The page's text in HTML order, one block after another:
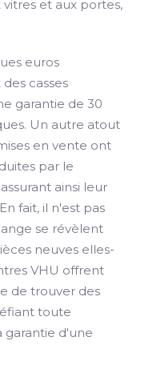
vitres et aux portes,
euros
casses
garantie de 30
Un autre atout
en vente ont
par le
ainsi leur
fait, il n'est pas
se révèlent
neuves elles-
VHU offrent
de trouver des
toute
garantie d'une